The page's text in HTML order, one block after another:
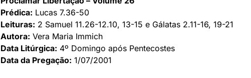
Prédica: Lucas 7.36-50
Leituras: 2 Samuel 11.26-12.10, 13-15 e Gálatas 2.11-16, 19-21
Autora: Vera Maria Immich
Data Litúrgica: 4º Domingo após Pentecostes
Data da Pregação: 1/07/2001